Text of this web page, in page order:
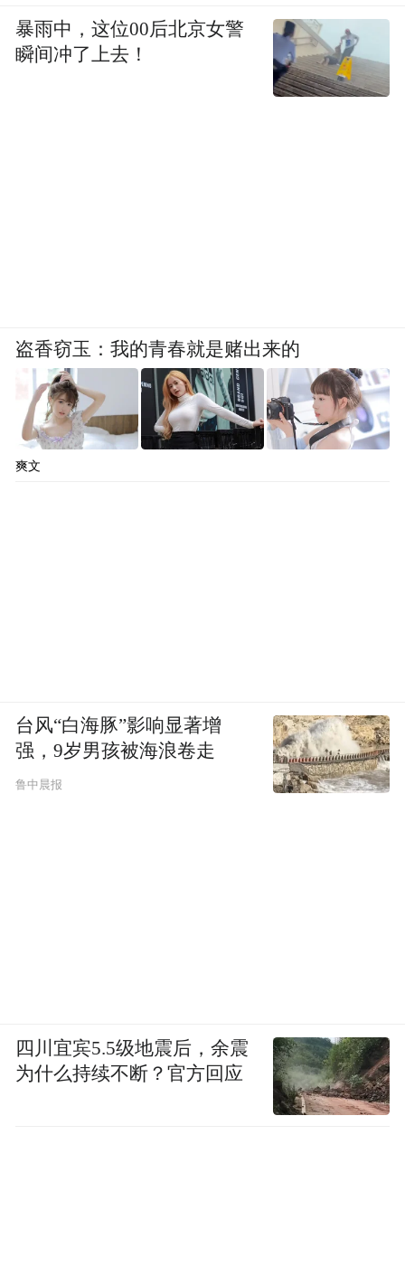
暴雨中，这位00后北京女警
瞬间冲了上去！
盗香窃玉：我的青春就是赌出来的
爽文
台风“白海豚”影响显著增
强，9岁男孩被海浪卷走
鲁中晨报
四川宜宾5.5级地震后，余震
为什么持续不断？官方回应